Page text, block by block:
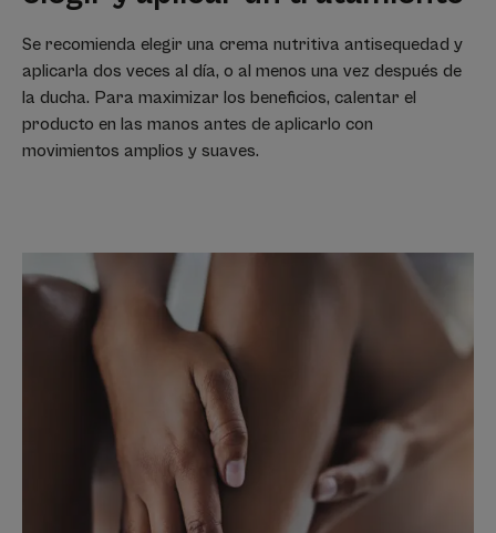
Se recomienda elegir una crema nutritiva antisequedad y
aplicarla dos veces al día, o al menos una vez después de
la ducha. Para maximizar los beneficios, calentar el
producto en las manos antes de aplicarlo con
movimientos amplios y suaves.